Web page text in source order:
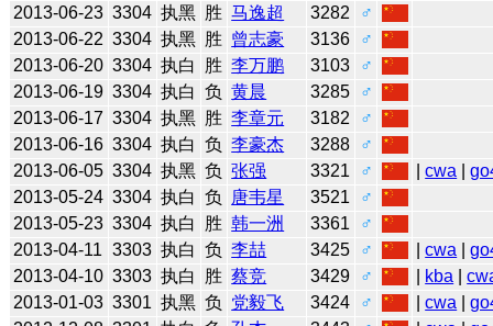
2013-06-23 3304 执黑 胜 马逸超 3282
♂
2013-06-22 3304 执黑 胜 曾志豪 3136
♂
2013-06-20 3304 执白 胜 李万鹏 3103
♂
2013-06-19 3304 执白 负 黄晨 3285
♂
2013-06-17 3304 执黑 胜 李章元 3182
♂
2013-06-16 3304 执白 负 李豪杰 3288
♂
2013-06-05 3304 执黑 负 张强 3321 ♂ |cwa |
2013-05-24 3304 执白 负 唐韦星 3521
♂
2013-05-23 3304 执白 胜 韩一洲 3361
♂
2013-04-11 3303 执白 负 李喆 3425 ♂ |cwa |
2013-04-10 3303 执白 胜 蔡竞 3429 ♂ kba |
2013-01-03 3301 执黑 负 党毅飞 3424 ♂ |cwa |